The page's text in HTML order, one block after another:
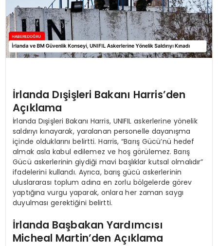
YAŞAM
İrlanda Dışişleri Bakanı Harris’den
Açıklama
İrlanda Dışişleri Bakanı Harris, UNIFIL askerlerine yönelik
saldırıyı kınayarak, yaralanan personelle dayanışma
içinde olduklarını belirtti. Harris, “Barış Gücü’nü hedef
almak asla kabul edilemez ve hoş görülemez. Barış
Gücü askerlerinin giydiği mavi başlıklar kutsal olmalıdır”
ifadelerini kullandı. Ayrıca, barış gücü askerlerinin
uluslararası toplum adına en zorlu bölgelerde görev
yaptığına vurgu yaparak, onlara her zaman saygı
duyulması gerektiğini belirtti.
İrlanda Başbakan Yardımcısı
Micheal Martin’den Açıklama